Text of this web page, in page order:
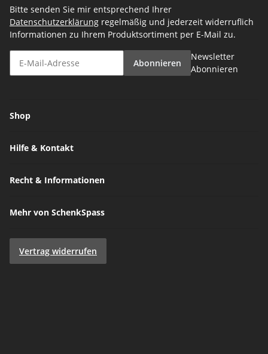
Bitte senden Sie mir entsprechend Ihrer
Datenschutzerklärung regelmäßig und jederzeit widerruflich
Informationen zu Ihrem Produktsortiment per E-Mail zu.
Abonnieren
Newsletter
Abonnieren
Shop
Hilfe & Kontakt
Recht & Informationen
Mehr von SchenkSpass
Vertrag widerrufen